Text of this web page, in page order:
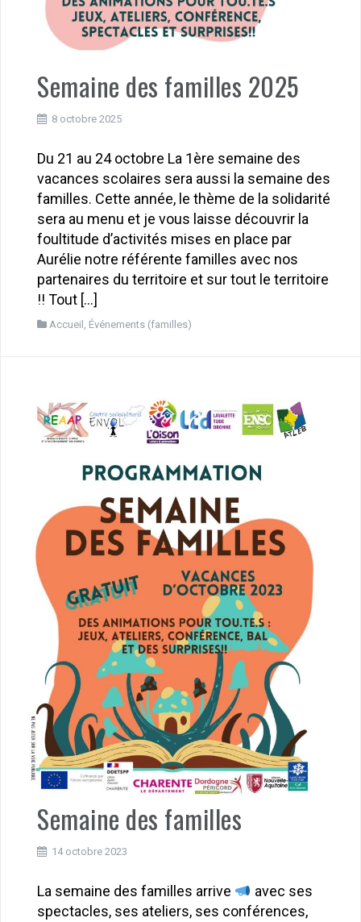
Semaine des familles 2025
8 octobre 2025
Du 21 au 24 octobre La 1ère semaine des
vacances scolaires sera aussi la semaine des
familles. Cette année, le thème de la solidarité
sera au menu et je vous laisse découvrir la
foultitude d’activités mises en place par
Aurélie notre référente familles avec nos
partenaires du territoire et sur tout le territoire
!! Tout […]
Accueil Événements (familles)
Semaine des familles
14 octobre 2023
La semaine des familles arrive
avec ses
spectacles, ses ateliers, ses conférences,